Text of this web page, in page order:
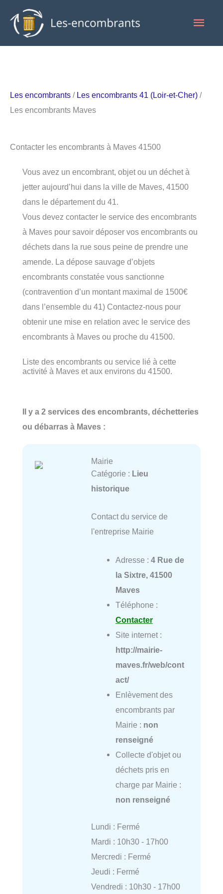
contenu
Les encombrants / Les encombrants 41 (Loir-et-Cher) /
Les encombrants Maves
Contacter les encombrants à Maves 41500
Vous avez un encombrant, objet ou un déchet à
jetter aujourd’hui dans la ville de Maves, 41500
dans le département du 41.
Vous devez contacter le service des encombrants
à Maves pour savoir déposer vos encombrants ou
déchets dans la rue sous peine de prendre une
amende. La dépose sauvage d’objets
encombrants constatée vous sanctionne
(contravention d’un montant maximal de 1500€
dans l’ensemble du 41) Contactez-nous pour
obtenir une mise en relation avec le service des
encombrants à Maves ou proche du 41500.
Liste des encombrants ou service lié à cette
activité à Maves et aux environs du 41500.
Il y a 2 services des encombrants, déchetteries
ou débarras à Maves :
Mairie
Catégorie : Lieu
historique
Contact du service de
l'entreprise Mairie
Adresse : 4 Rue de
la Sixtre, 41500
Maves
Téléphone :
Contacter
Site internet :
http://mairie-
maves.fr/web/cont
act/
Enlèvement des
encombrants par
Mairie : non
renseigné
Collecte d'objet ou
déchets pris en
charge par Mairie :
non renseigné
Lundi : Fermé
Mardi : 10h30 - 17h00
Mercredi : Fermé
Jeudi : Fermé
Vendredi : 10h30 - 17h00